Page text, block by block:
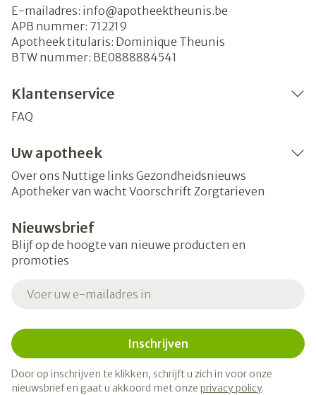
E-mailadres: info@apotheektheunis.be
APB nummer: 712219
Apotheek titularis: Dominique Theunis
BTW nummer: BE0888884541
Klantenservice
FAQ
Uw apotheek
Over ons Nuttige links Gezondheidsnieuws
Apotheker van wacht Voorschrift Zorgtarieven
Nieuwsbrief
Blijf op de hoogte van nieuwe producten en
promoties
Inschrijven
Door op inschrijven te klikken, schrijft u zich in voor onze
nieuwsbrief en gaat u akkoord met onze privacy policy.